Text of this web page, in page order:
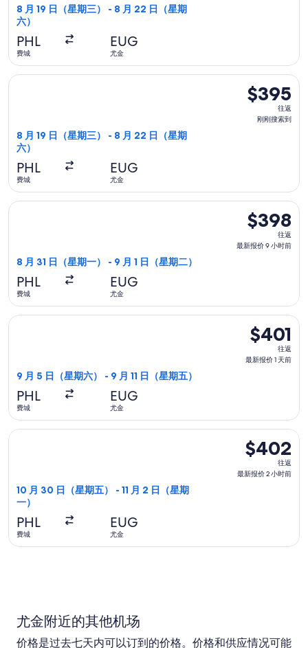
到
8 月 19 日（星期三） - 8 月 22 日（星期
六）
PHL
费城
EUG
尤金
$395
往
返,
到
$395
往返
刚刚搜索到
8 月 19 日（星期三） - 8 月 22 日（星期
六）
PHL
费城
EUG
尤金
选择联合航空航班，8 月 19 日（星期三）从费城前往尤金，
$398
往
返,
价
小
前
$398
往返
最新报价 9 小时前
8 月 31 日（星期一） - 9 月 1 日（星期二）
PHL
费城
EUG
尤金
选择Bargain Flight航班，8 月 31 日（星期一）从费城前往尤
$401
往
返,
价
天
$401
往返
最新报价 1 天前
9 月 5 日（星期六） - 9 月 11 日（星期五）
PHL
费城
EUG
尤金
选择美國西南航空航班，9 月 5 日（星期六）从费城前往尤金
$402
往
返,
2
$402
往返
最新报价 2 小时前
10 月 30 日（星期五） - 11 月 2 日（星期
一）
PHL
费城
EUG
尤金
选择达美航空航班，10 月 30 日（星期五）从费城前往尤金
尤金附近的其他机场
价格是过去七天内可以订到的价格。价格和供应情况可能